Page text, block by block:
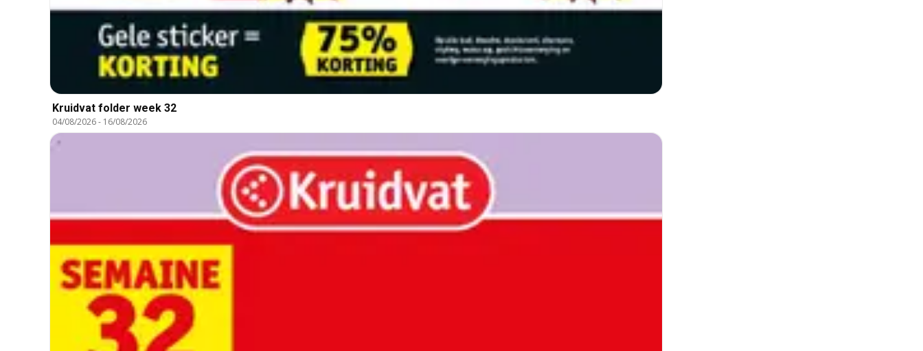
Kruidvat folder week 32
04/08/2026- 16/08/2026